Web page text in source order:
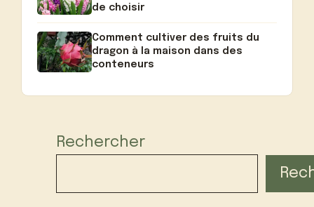
de choisir
Comment cultiver des fruits du
dragon à la maison dans des
conteneurs
Rechercher